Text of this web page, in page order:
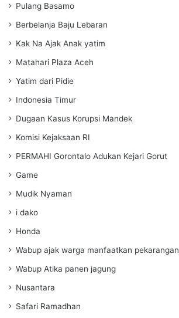
Pulang Basamo
Berbelanja Baju Lebaran
Kak Na Ajak Anak yatim
Matahari Plaza Aceh
Yatim dari Pidie
Indonesia Timur
Dugaan Kasus Korupsi Mandek
Komisi Kejaksaan RI
PERMAHI Gorontalo Adukan Kejari Gorut
Game
Mudik Nyaman
i dako
Honda
Wabup ajak warga manfaatkan pekarangan
Wabup Atika panen jagung
Nusantara
Safari Ramadhan